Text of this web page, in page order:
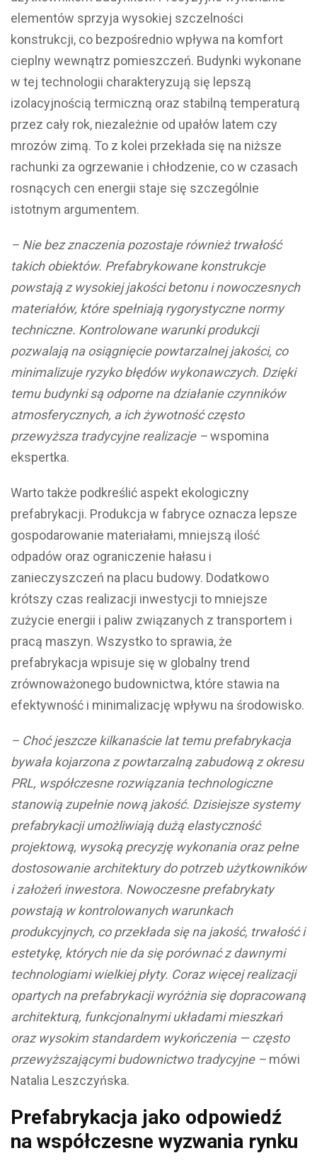
elementów sprzyja wysokiej szczelności
konstrukcji, co bezpośrednio wpływa na komfort
cieplny wewnątrz pomieszczeń. Budynki wykonane
w tej technologii charakteryzują się lepszą
izolacyjnością termiczną oraz stabilną temperaturą
przez cały rok, niezależnie od upałów latem czy
mrozów zimą. To z kolei przekłada się na niższe
rachunki za ogrzewanie i chłodzenie, co w czasach
rosnących cen energii staje się szczególnie
istotnym argumentem.
– Nie bez znaczenia pozostaje również trwałość
takich obiektów. Prefabrykowane konstrukcje
powstają z wysokiej jakości betonu i nowoczesnych
materiałów, które spełniają rygorystyczne normy
techniczne. Kontrolowane warunki produkcji
pozwalają na osiągnięcie powtarzalnej jakości, co
minimalizuje ryzyko błędów wykonawczych. Dzięki
temu budynki są odporne na działanie czynników
atmosferycznych, a ich żywotność często
przewyższa tradycyjne realizacje –wspomina
ekspertka.
Warto także podkreślić aspekt ekologiczny
prefabrykacji. Produkcja w fabryce oznacza lepsze
gospodarowanie materiałami, mniejszą ilość
odpadów oraz ograniczenie hałasu i
zanieczyszczeń na placu budowy. Dodatkowo
krótszy czas realizacji inwestycji to mniejsze
zużycie energii i paliw związanych z transportem i
pracą maszyn. Wszystko to sprawia, że
prefabrykacja wpisuje się w globalny trend
zrównoważonego budownictwa, które stawia na
efektywność i minimalizację wpływu na środowisko.
– Choć jeszcze kilkanaście lat temu prefabrykacja
bywała kojarzona z powtarzalną zabudową z okresu
PRL, współczesne rozwiązania technologiczne
stanowią zupełnie nową jakość. Dzisiejsze systemy
prefabrykacji umożliwiają dużą elastyczność
projektową, wysoką precyzję wykonania oraz pełne
dostosowanie architektury do potrzeb użytkowników
i założeń inwestora. Nowoczesne prefabrykaty
powstają w kontrolowanych warunkach
produkcyjnych, co przekłada się na jakość, trwałość i
estetykę, których nie da się porównać z dawnymi
technologiami wielkiej płyty. Coraz więcej realizacji
opartych na prefabrykacji wyróżnia się dopracowaną
architekturą, funkcjonalnymi układami mieszkań
oraz wysokim standardem wykończenia — często
przewyższającymi budownictwo tradycyjne – mówi
Natalia Leszczyńska.
Prefabrykacja jako odpowiedź
na współczesne wyzwania rynku